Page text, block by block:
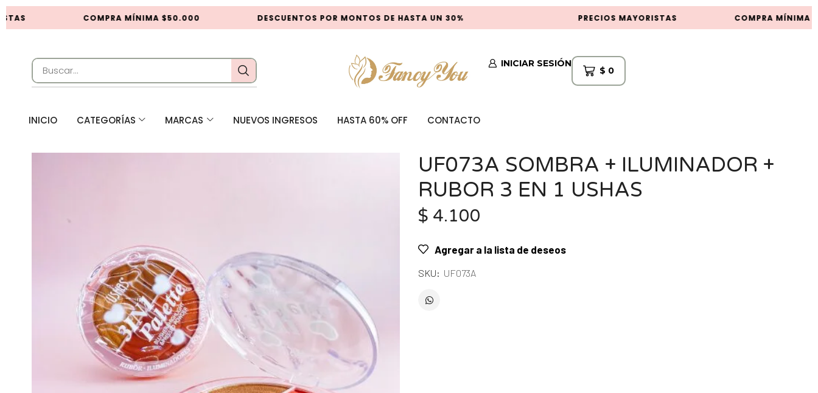
COMPRA MÍNIMA $50.000 DESCUENTOS POR MONTOS DE HASTA UN 30% PRECIOS MAYORISTAS COMPRA MÍNIMA
INICIAR SESIÓN
$ 0
INICIO CATEGORÍAS MARCAS NUEVOS INGRESOS HASTA 60% OFF CONTACTO
UF073A SOMBRA + ILUMINADOR +
RUBOR 3 EN 1 USHAS
$ 4.100
Agregar a la lista de deseos
SKU: UF073A